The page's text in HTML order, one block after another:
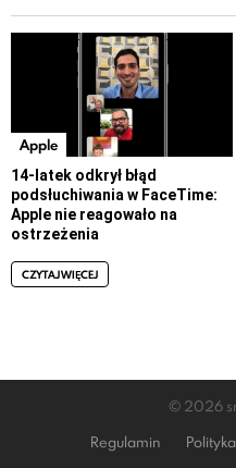
Apple
14-latek odkrył błąd
podsłuchiwania w FaceTime:
Apple nie reagowało na
ostrzeżenia
CZYTAJ WIĘCEJ
© 2026
Regulamin